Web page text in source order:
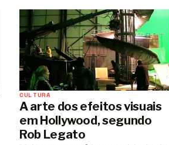
CULTURA
A arte dos efeitos visuais
em Hollywood, segundo
Rob Legato